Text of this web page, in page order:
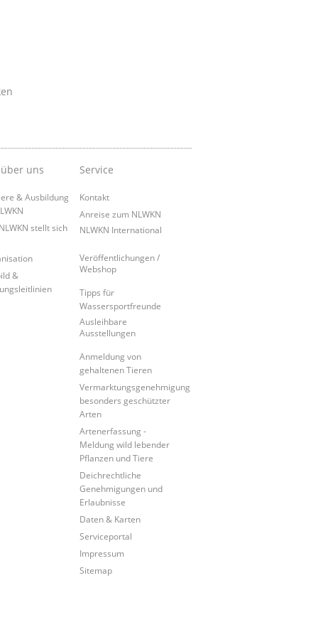
uns
& Ausbildung
stellt sich
&
Service
Kontakt
Anreise zum NLWKN
NLWKN International
Veröffentlichungen /
Webshop
Tipps für
Wassersportfreunde
Ausleihbare
Ausstellungen
Anmeldung von
gehaltenen Tieren
Vermarktungsgenehmigung
besonders geschützter
Arten
Artenerfassung -
Meldung wild lebender
Pflanzen und Tiere
Deichrechtliche
Genehmigungen und
Erlaubnisse
Daten & Karten
Serviceportal
Impressum
Sitemap